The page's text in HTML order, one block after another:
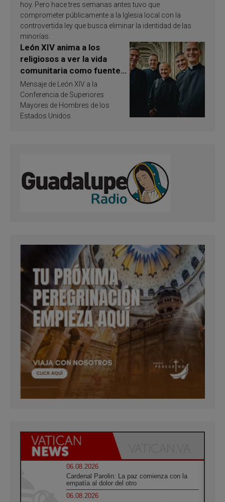
hoy. Pero hace tres semanas antes tuvo que
comprometer públicamente a la Iglesia local con la
controvertida ley que busca eliminar la identidad de las
minorías.
León XIV anima a los
religiosos a ver la vida
comunitaria como fuente
de inspiración y
santificación
Mensaje de León XIV a la
Conferencia de Superiores
Mayores de Hombres de los
Estados Unidos
06.08.2026
Cardenal Parolin: La paz comienza con la
empatía al dolor del otro
06.08.2026